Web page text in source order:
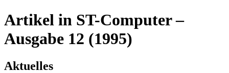
Artikel in ST-Computer –
Ausgabe 12 (1995)
Aktuelles